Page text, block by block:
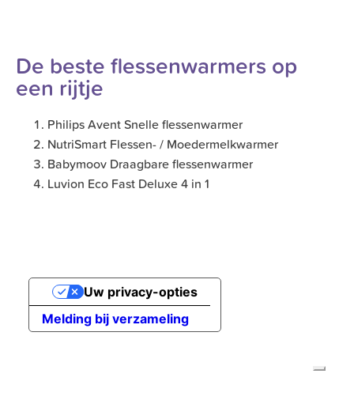
De beste flessenwarmers op
een rijtje
Philips Avent Snelle flessenwarmer
NutriSmart Flessen- / Moedermelkwarmer
Babymoov Draagbare flessenwarmer
Luvion Eco Fast Deluxe 4 in 1